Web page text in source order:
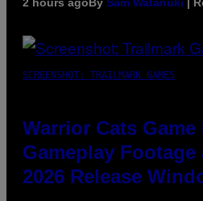
SCREENSHOT: TRAILMARK GAMES
Warrior Cats Game
Gameplay
2026 Release